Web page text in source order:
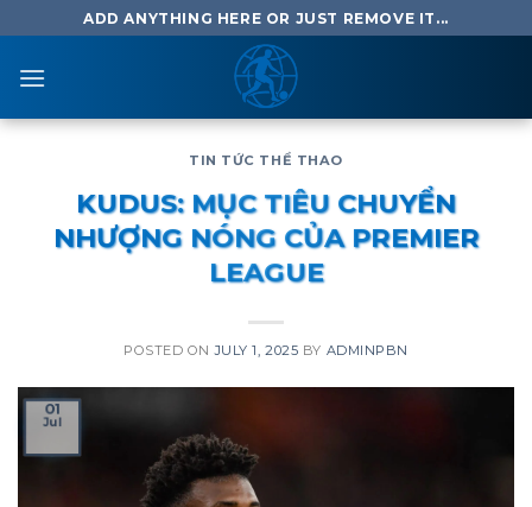
to
content
ADD ANYTHING HERE OR JUST REMOVE IT...
TIN TỨC THỂ THAO
KUDUS: MỤC TIÊU CHUYỂN
NHƯỢNG NÓNG CỦA PREMIER
LEAGUE
POSTED ONJULY 1, 2025 BY ADMINPBN
01
Jul